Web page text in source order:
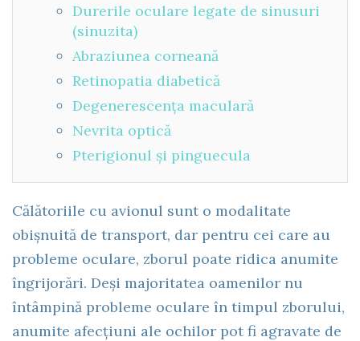
Durerile oculare legate de sinusuri
(sinuzita)
Abraziunea corneană
Retinopatia diabetică
Degenerescența maculară
Nevrita optică
Pterigionul și pinguecula
Călătoriile cu avionul sunt o modalitate
obișnuită de transport, dar pentru cei care au
probleme oculare, zborul poate ridica anumite
îngrijorări. Deși majoritatea oamenilor nu
întâmpină probleme oculare în timpul zborului,
anumite afecțiuni ale ochilor pot fi agravate de